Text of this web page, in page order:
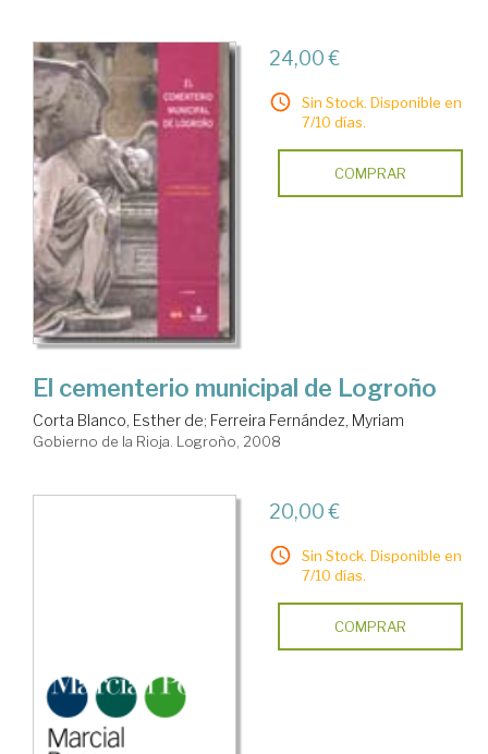
24,00 €
Sin Stock. Disponible en
7/10 días.
COMPRAR
El cementerio municipal de Logroño
Corta Blanco, Esther de; Ferreira Fernández, Myriam
Gobierno de la Rioja. Logroño, 2008
20,00 €
Sin Stock. Disponible en
7/10 días.
COMPRAR